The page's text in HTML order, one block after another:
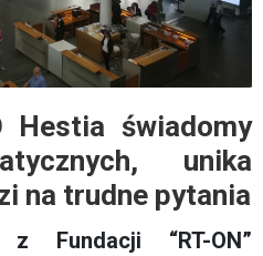
Hestia świadomy
unika
na trudne pytania
Fundacji “RT-ON”